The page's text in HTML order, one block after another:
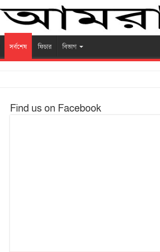
সর্বশেষ ফিচার বিভাগ
Find us on Facebook